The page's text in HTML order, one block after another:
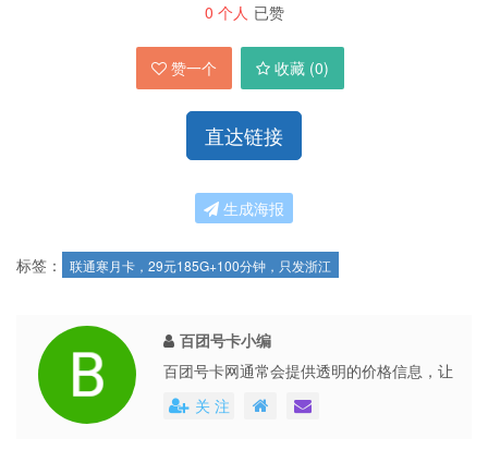
0 个人 已赞
赞一个 收藏 (0)
直达链接
生成海报
标签： 联通寒月卡，29元185G+100分钟，只发浙江
百团号卡小编
百团号卡网通常会提供透明的价格信息，让
用户能够清楚地了解到每个号卡套餐的具体
费用。这些平台还会不定期地推出各种优惠
关 注